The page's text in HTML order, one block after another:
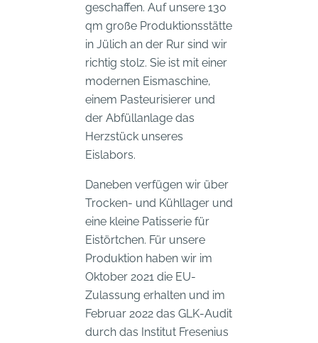
geschaffen. Auf unsere 130
qm große Produktionsstätte
in Jülich an der Rur sind wir
richtig stolz. Sie ist mit einer
modernen Eismaschine,
einem Pasteurisierer und
der Abfüllanlage das
Herzstück unseres
Eislabors.
Daneben verfügen wir über
Trocken- und Kühllager und
eine kleine Patisserie für
Eistörtchen. Für unsere
Produktion haben wir im
Oktober 2021 die EU-
Zulassung erhalten und im
Februar 2022 das GLK-Audit
durch das Institut Fresenius